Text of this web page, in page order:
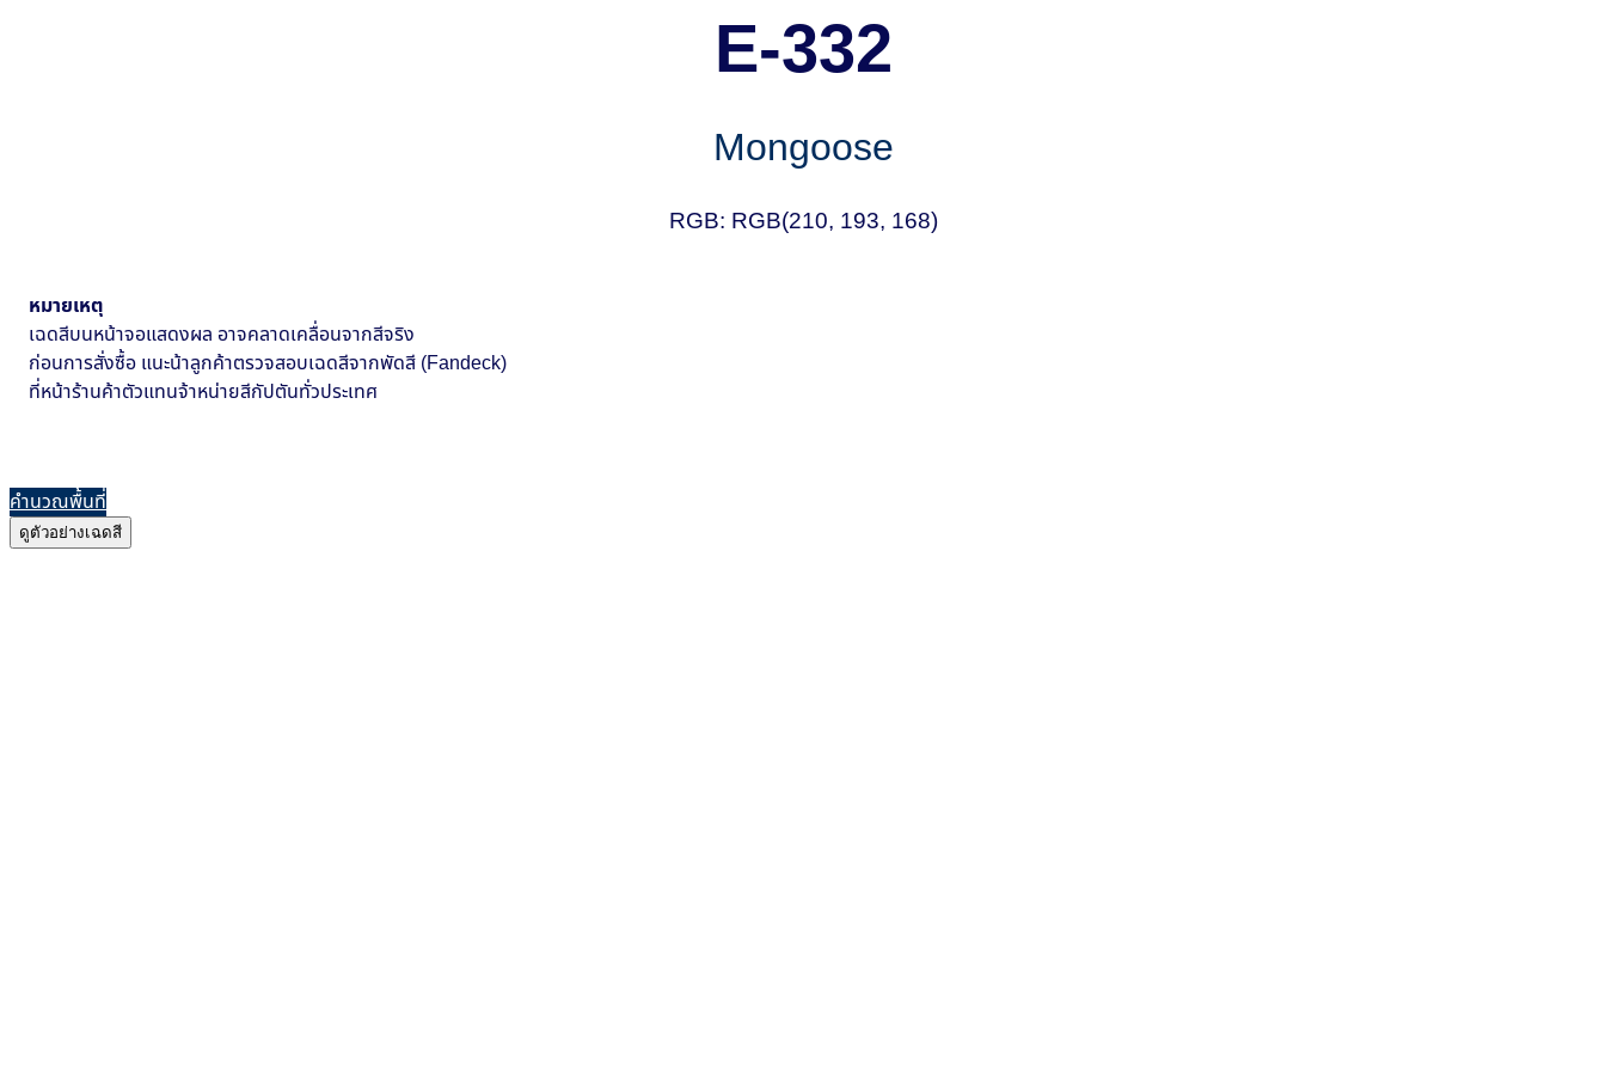
E-332
Mongoose
RGB: RGB(210, 193, 168)
หมายเหตุ
เฉดสีบนหน้าจอแสดงผล อาจคลาดเคลื่อนจากสีจริง
ก่อนการสั่งซื้อ แนะน้าลูกค้าตรวจสอบเฉดสีจากพัดสี (Fandeck)
ที่หน้าร้านค้าตัวแทนจ้าหน่ายสีกัปตันทั่วประเทศ
คำนวณพื้นที่
ดูตัวอย่างเฉดสี